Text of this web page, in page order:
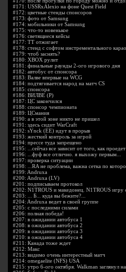
#171: USSRxAlexio на фоне Quest Field
#172: цветные стенды спонсоров
#173: фото от Samsung
#174: мобильники от Samsung
#175: что-то новенькое
#176: светящиеся кейсы
#177: ТТ отжигает
#178: стенд с софтом инстрементального
#179: чтоб заснять?
#180: XBOX рулит
#181: финальные раунды 2-ого игрового дня
#182: автобус от спонсора
#183: Валве впервые на WCG
#184: подтягивается народ на матч CS
#185: спонсора
#186: ВИЛВЕ (Р)
#187: ЦС закончился
#188: спонсор чемпионата
#189: ЦСмания
#190: а в этой зоне никто не пришел
#191: здесь сидит WarCraft
#192: sYnck (EE) идут в прорыв
#193: жесткий контроль за игрой
#194: прессе туда запрещено
#195:
...сейчаз все зависит от того, как
#196:
...фуф все отлично. я выхожу первым...
#197: проверка ситуации
#198:
...RA не проблема, важна сетка по
#199: Andruxa
#200: Andruxa (LV)
#201: подписываем протокол
#202: N1TROUS и македонец. N1TROUS
#203:
... Б... куда вы бежите?...
#204: Andruxa ведет в своей группе
#205: с последними силами
#206: полная победа!
#207: в ожидании автобуса 1
#208: в ожидании автобуса 2
#209: в ожидании автобуса 3
#210: в ожидании автобуса 4
#211: Канада тоже ждет
#212: Макс
#213: видимо очень интерестный матч
#214: omegaelite (NFS) USA
#215: утро 6-ого октября. Walkman заглянул